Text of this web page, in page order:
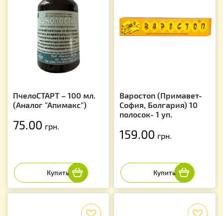
ПчелоСТАРТ – 100 мл.
(Аналог "Апимакс")
75.00 грн.
Варостоп (Примавет-
София, Болгария) 10
полосок- 1 уп.
159.00 грн.